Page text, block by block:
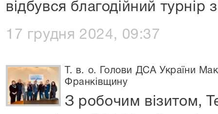
відбувся благодійний турнір
17 грудня 2024, 09:37
Т. в. о. Голови ДСА України
Франківщину
З робочим візитом,